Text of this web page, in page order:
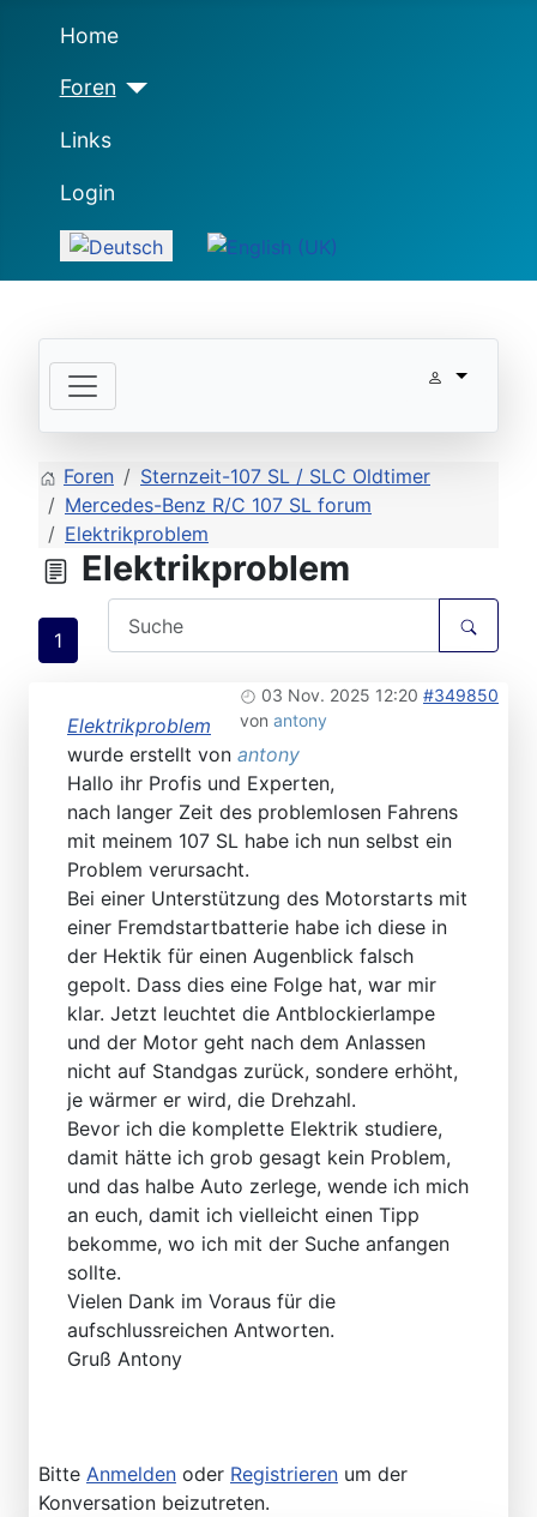
Home
Foren
Links
Login
Sprache auswählen
Foren
Sternzeit-107 SL / SLC Oldtimer
Mercedes-Benz R/C 107 SL forum
Elektrikproblem
Elektrikproblem
1
03 Nov. 2025 12:20 #349850
von antony
Elektrikproblem
wurde erstellt von antony
Hallo ihr Profis und Experten,
nach langer Zeit des problemlosen Fahrens
mit meinem 107 SL habe ich nun selbst ein
Problem verursacht.
Bei einer Unterstützung des Motorstarts mit
einer Fremdstartbatterie habe ich diese in
der Hektik für einen Augenblick falsch
gepolt. Dass dies eine Folge hat, war mir
klar. Jetzt leuchtet die Antblockierlampe
und der Motor geht nach dem Anlassen
nicht auf Standgas zurück, sondere erhöht,
je wärmer er wird, die Drehzahl.
Bevor ich die komplette Elektrik studiere,
damit hätte ich grob gesagt kein Problem,
und das halbe Auto zerlege, wende ich mich
an euch, damit ich vielleicht einen Tipp
bekomme, wo ich mit der Suche anfangen
sollte.
Vielen Dank im Voraus für die
aufschlussreichen Antworten.
Gruß Antony
Bitte Anmelden oder Registrieren um der
Konversation beizutreten.